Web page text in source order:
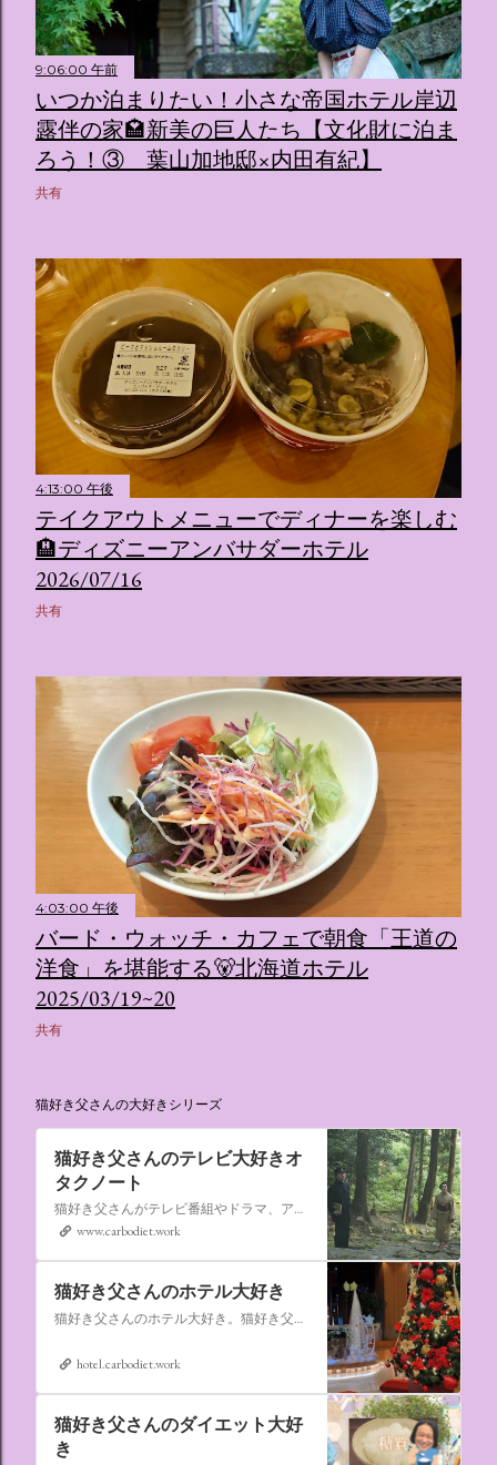
9:06:00 午前
いつか泊まりたい！小さな帝国ホテル岸辺
露伴の家🏩新美の巨人たち【文化財に泊ま
ろう！③ 葉山加地邸×内田有紀】
共有
4:13:00 午後
テイクアウトメニューでディナーを楽しむ
🏨ディズニーアンバサダーホテル
2026/07/16
共有
4:03:00 午後
バード・ウォッチ・カフェで朝食「王道の
洋食」を堪能する🐻北海道ホテル
2025/03/19~20
共有
猫好き父さんの大好きシリーズ
猫好き父さんのテレビ大好きオ
タクノート
猫好き父さんがテレビ番組やドラマ、アニメ、特撮ヒーロー,そしてダイエットについて書いたブログです。
www.carbodiet.work
猫好き父さんのホテル大好き
猫好き父さんのホテル大好き。猫好き父さんが宿泊したホテルの情報を徒然なるままに書いていきます。
hotel.carbodiet.work
猫好き父さんのダイエット大好
き